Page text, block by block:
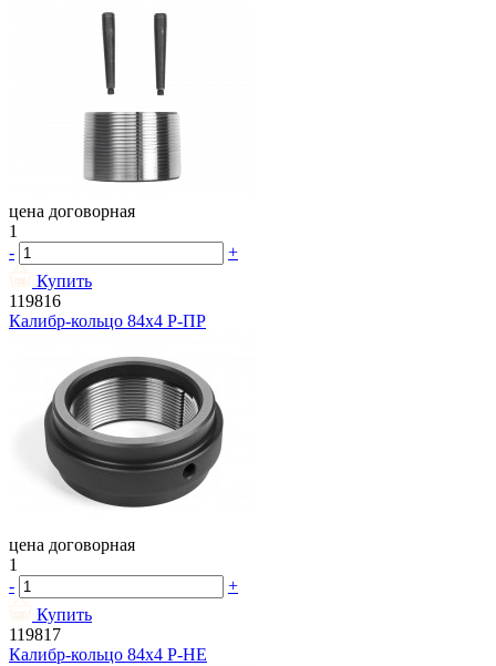
цена договорная
1
-
+
Купить
119816
Калибр-кольцо 84х4 Р-ПР
цена договорная
1
-
+
Купить
119817
Калибр-кольцо 84х4 Р-НЕ